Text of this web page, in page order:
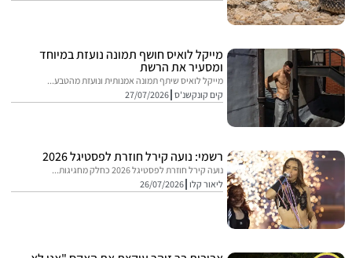
מייקל לואיס חושף תמונה נועזת במיוחד
ומסעיר את הרשת
מייקל לואיס שיתף תמונה אמנותית ונועזת מהטבע...
קים קונקשנ'ס 27/07/2026
רשמי: נועה קירל חוזרת לפסטיגל 2026
נועה קירל חוזרת לפסטיגל 2026 כחלק מחגיגות...
ליאור קלו 26/07/2026